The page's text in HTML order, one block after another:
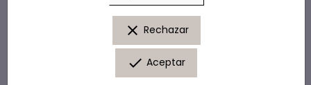
© Marta Masi. Todos los derechos reservados.
clear Rechazar
done Aceptar